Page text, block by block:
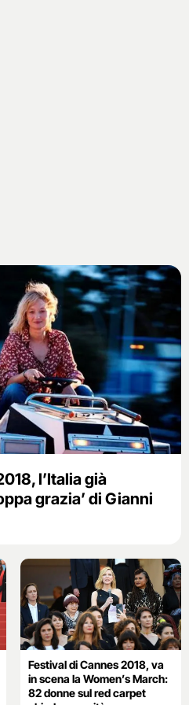
l’Italia già
grazia’ di Gianni
Festival di Cannes 2018, va
in scena la Women’s March:
82 donne sul red carpet